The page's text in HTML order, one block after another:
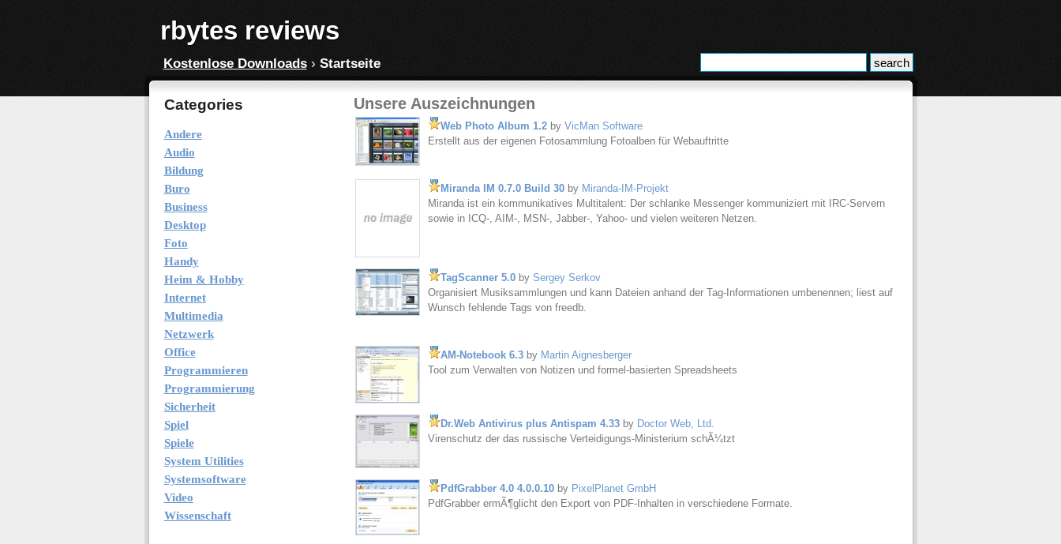
rbytes reviews
Kostenlose Downloads› Startseite
Categories
Andere
Audio
Bildung
Buro
Business
Desktop
Foto
Handy
Heim & Hobby
Internet
Multimedia
Netzwerk
Office
Programmieren
Programmierung
Sicherheit
Spiel
Spiele
System Utilities
Systemsoftware
Video
Wissenschaft
Unsere Auszeichnungen
Web Photo Album 1.2by VicMan Software
Erstellt aus der eigenen Fotosammlung Fotoalben für Webauftritte
Miranda IM 0.7.0 Build 30by Miranda-IM-Projekt
Miranda ist ein kommunikatives Multitalent: Der schlanke Messenger kommuniziert mit IRC-Servern
sowie in ICQ-, AIM-, MSN-, Jabber-, Yahoo- und vielen weiteren Netzen.
TagScanner 5.0by Sergey Serkov
Organisiert Musiksammlungen und kann Dateien anhand der Tag-Informationen umbenennen; liest auf
Wunsch fehlende Tags von freedb.
AM-Notebook 6.3by Martin Aignesberger
Tool zum Verwalten von Notizen und formel-basierten Spreadsheets
Dr.Web Antivirus plus Antispam 4.33by Doctor Web, Ltd.
Virenschutz der das russische Verteidigungs-Ministerium schÃ¼tzt
PdfGrabber 4.0 4.0.0.10by PixelPlanet GmbH
PdfGrabber ermÃ¶glicht den Export von PDF-Inhalten in verschiedene Formate.